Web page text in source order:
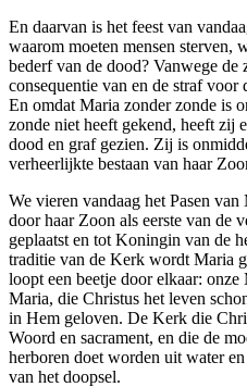
En daarvan is het feest van
waarom moeten mensen sterven,
bederf van de dood? Vanwege de
consequentie van en de straf
En omdat Maria zonder zonde is
zonde niet heeft gekend, heeft zij
dood en graf gezien. Zij is
verheerlijkte bestaan van haar
We vieren vandaag het Pasen
door haar Zoon als eerste van de
geplaatst en tot Koningin van de
traditie van de Kerk wordt Maria
loopt een beetje door elkaar:
Maria, die Christus het leven
in Hem geloven. De Kerk die
Woord en sacrament, en die de
herboren doet worden uit water
van het doopsel.